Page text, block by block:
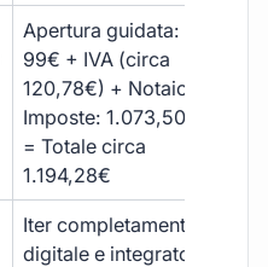
Apertura guidata:
99€ + IVA (circa
120,78€) + Notaio e
Imposte: 1.073,50€
= Totale circa
1.194,28€
Iter completamente
digitale e integrato,